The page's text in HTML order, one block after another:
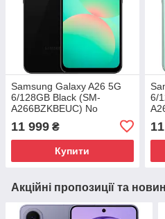
Samsung Galaxy A26 5G
6/128GB Black (SM-
A266BZKBEUC) No
11 999 ₴
Купити
6/
Акційні пропозиції та